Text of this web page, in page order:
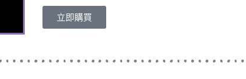
立即購買